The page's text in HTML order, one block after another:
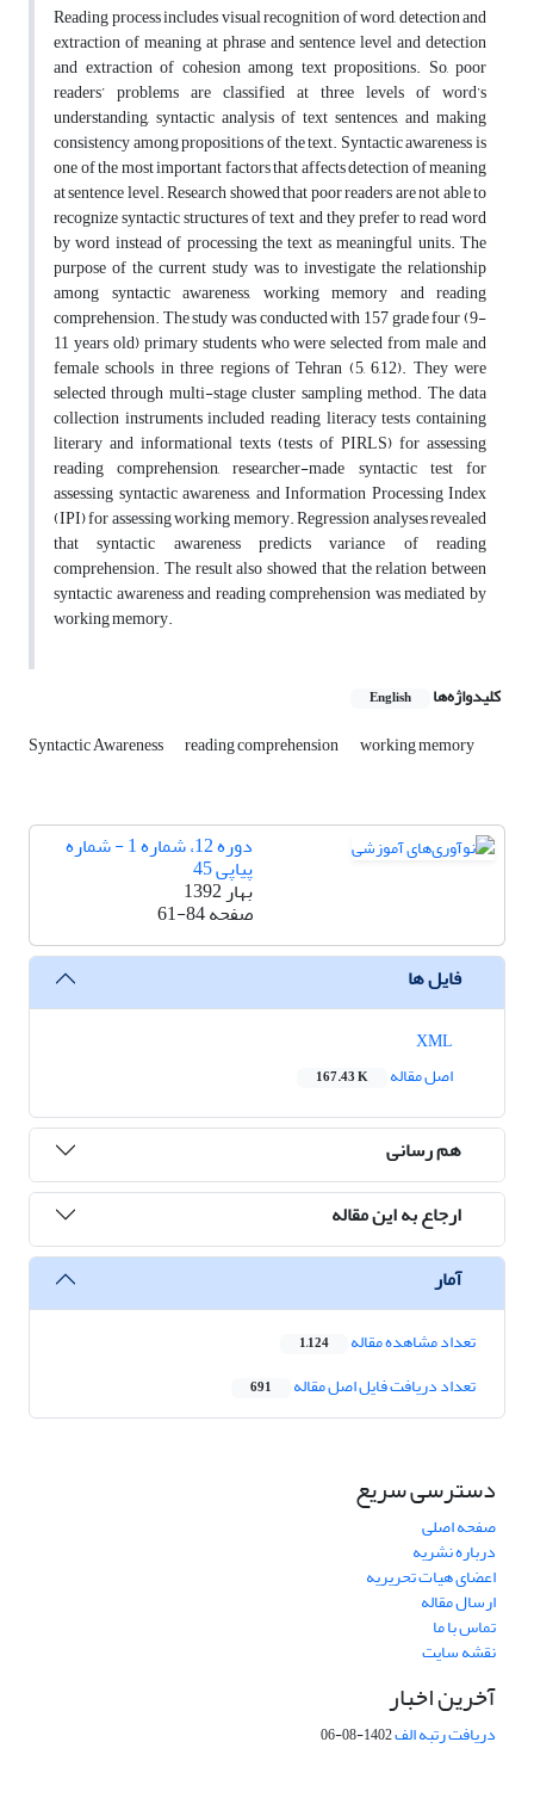
Reading process includes visual recognition of word, detection and
extraction of meaning at phrase and sentence level and detection
and extraction of cohesion among text propositions. So, poor
readers’ problems are classified at three levels of word’s
understanding, syntactic analysis of text sentences, and making
consistency among propositions of the text. Syntactic awareness is
one of the most important factors that affects detection of meaning
at sentence level. Research showed that poor readers are not able to
recognize syntactic structures of text and they prefer to read word
by word instead of processing the text as meaningful units. The
purpose of the current study was to investigate the relationship
among syntactic awareness, working memory and reading
comprehension. The study was conducted with 157 grade four (9-
11 years old) primary students who were selected from male and
female schools in three regions of Tehran (5, 6,12). They were
selected through multi-stage cluster sampling method. The data
collection instruments included reading literacy tests containing
literary and informational texts (tests of PIRLS) for assessing
reading comprehension, researcher-made syntactic test for
assessing syntactic awareness, and Information Processing Index
(IPI) for assessing working memory. Regression analyses revealed
that syntactic awareness predicts variance of reading
comprehension. The result also showed that the relation between
syntactic awareness and reading comprehension was mediated by
working memory.
کلیدواژه‌ها English
Syntactic Awareness reading comprehension working memory
دوره 12، شماره 1 - شماره
پیاپی 45
بهار 1392
صفحه61-84
فایل ها
اصل مقاله
167.43 K
هم رسانی
ارجاع به این مقاله
آمار
تعداد مشاهده مقاله 1,124
تعداد دریافت فایل اصل مقاله 691
دسترسی سریع
صفحه اصلی
درباره نشریه
اعضای هیات تحریریه
ارسال مقاله
تماس با ما
نقشه سایت
آخرین اخبار
دریافت رتبه الف1402-08-06